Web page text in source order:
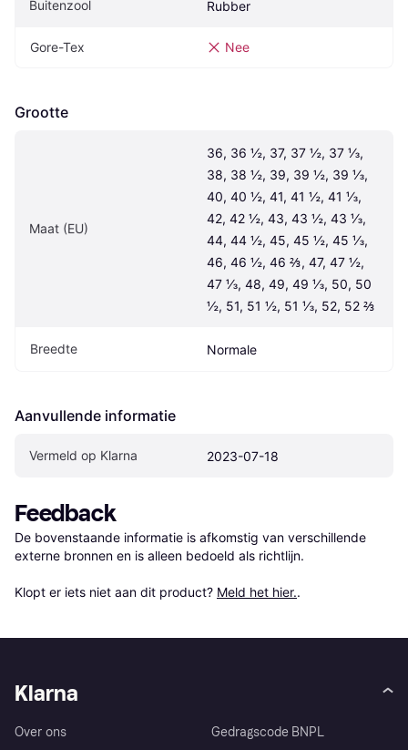
Buitenzool Rubber
Gore-Tex Nee
Grootte
Maat (EU)
36, 36 ½, 37, 37 ½, 37 ⅓,
38, 38 ½, 39, 39 ½, 39 ⅓,
40, 40 ½, 41, 41 ½, 41 ⅓,
42, 42 ½, 43, 43 ½, 43 ⅓,
44, 44 ½, 45, 45 ½, 45 ⅓,
46, 46 ½, 46 ⅔, 47, 47 ½,
47 ⅓, 48, 49, 49 ⅓, 50, 50
½, 51, 51 ½, 51 ⅓, 52, 52 ⅔
Breedte Normale
Aanvullende informatie
Vermeld op Klarna 2023-07-18
Feedback
De bovenstaande informatie is afkomstig van verschillende
externe bronnen en is alleen bedoeld als richtlijn.
Klopt er iets niet aan dit product? Meld het hier..
Klarna
Over ons
Gedragscode BNPL